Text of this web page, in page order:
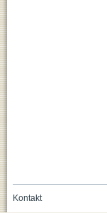
Kontakt